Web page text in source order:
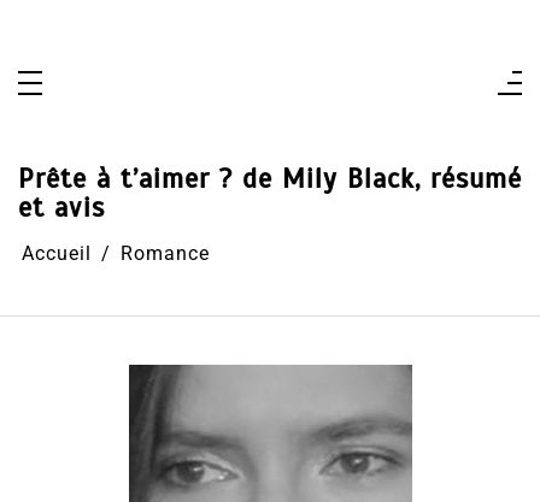
Prête à t’aimer ? de Mily Black, résumé
et avis
Accueil Romance